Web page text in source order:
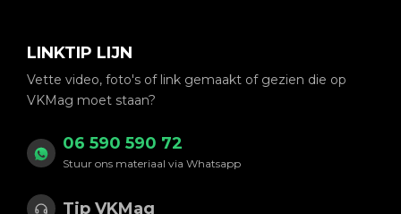
LINKTIP LIJN
Vette video, foto's of link gemaakt of gezien die op
VKMag moet staan?
06 590 590 72
Stuur ons materiaal via Whatsapp
Tip VKMag